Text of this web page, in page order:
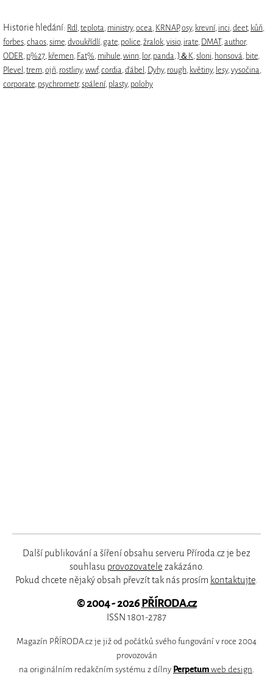
Historie hledání: Rdl ,teplota, ministry,ocea, KRNAP,osy, krevní, inci,deet, kůň,
forbes,chaos,sime,dvoukřídlí, gate, police,žralok,visio, irate, DMAT,author,
ODER, p%27, křemen, Fat%, mihule,winn, lor, panda,J＆K,sloni, honsová, bite,
Plevel ,trem,ojñ, rostliny,wwf,cordia,ďábel , Dyhy, rough, květiny, lesy,vysočina,
corporate, psychrometr,spálení, plasty, polohy
Další publikování a šíření obsahu serveru Příroda.cz je bez
souhlasu provozovatele zakázáno.
Pokud chcete nějaký obsah převzít tak nás prosím kontaktujte.
© 2004 - 2026PŘÍRODA.cz
ISSN 1801-2787
Magazín PŘÍRODA.cz je již od počátků svého fungování v roce 2004
provozován
na originálním redakčním systému z dílny Perpetum web design